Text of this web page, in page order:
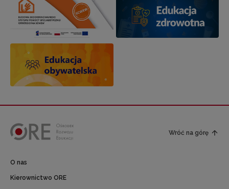
Wróć na górę
O nas
Kierownictwo ORE